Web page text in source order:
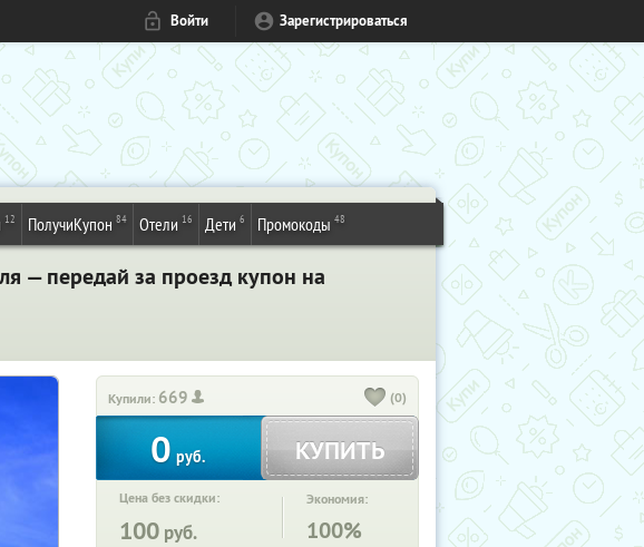
Войти Зарегистрироваться
12 ПолучиКупон 84 Отели 16 Дети 6 Промокоды 48
— передай за проезд купон на
Купили: 669 (0)
0 руб. КУПИТЬ
Цена без скидки:
100 руб.
Экономия:
100%